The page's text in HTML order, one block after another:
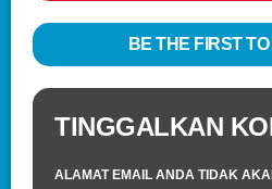
BE THE FIRST
TINGGALKAN
ALAMAT EMAIL ANDA TIDAK